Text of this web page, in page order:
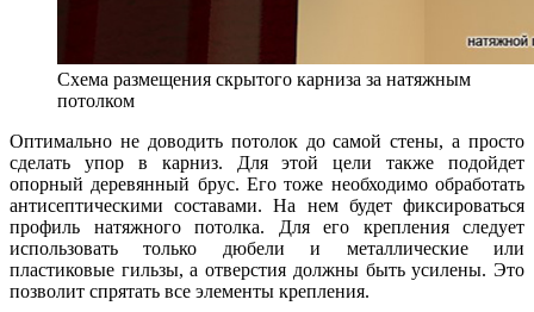
Схема размещения скрытого карниза за натяжным
потолком
Оптимально не доводить потолок до самой стены, а просто
сделать упор в карниз. Для этой цели также подойдет
опорный деревянный брус. Его тоже необходимо обработать
антисептическими составами. На нем будет фиксироваться
профиль натяжного потолка. Для его крепления следует
использовать только дюбели и металлические или
пластиковые гильзы, а отверстия должны быть усилены. Это
позволит спрятать все элементы крепления.